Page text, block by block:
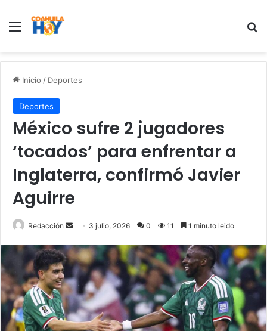
Menu
Inicio / Deportes
Deportes
México sufre 2 jugadores
‘tocados’ para enfrentar a
Inglaterra, confirmó Javier
Aguirre
Redacción
n
d
n
e
m
3 julio, 2026 0 11 1 minuto leido